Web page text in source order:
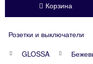
Корзина
Розетки и выключатели
GLOSSA